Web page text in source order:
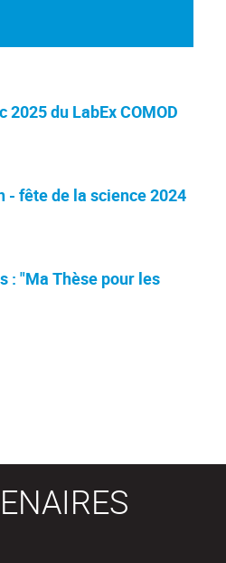
du LabEx COMOD
fête de la science 2024
: "Ma Thèse pour les